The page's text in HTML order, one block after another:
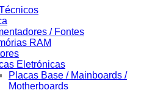
/ Fontes
RAM
Eletrónicas
Placas Base / Mainboards /
Motherboards